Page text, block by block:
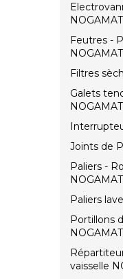
Feutres -
Filtres
Galets
Joints de
Paliers -
Paliers
Portillons
vaisselle